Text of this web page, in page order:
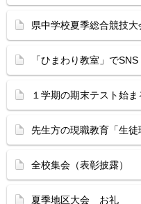
県中学校夏季総合競技
「ひまわり教室」で
１学期の期末テスト始ま
先生方の現職教育「生徒
全校集会（表彰披露）
夏季地区大会 お礼